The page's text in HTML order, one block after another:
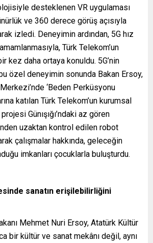
desteklenen VR uygulaması
ve 360 derece görüş açısıyla
izledi. Deneyimin ardından, 5G hız
Türk Telekom’un
kez daha ortaya konuldu. 5G’nin
özel deneyimin sonunda Bakan Ersoy,
‘Beden Perküsyonu
katılan Türk Telekom’un kurumsal
Günışığı’ndaki az gören
uzaktan kontrol edilen robot
çalışmalar hakkında, geleceğin
imkanları çocuklarla buluşturdu.
sanatın erişilebilirliğini
Mehmet Nuri Ersoy, Atatürk Kültür
bir kültür ve sanat mekânı değil, aynı